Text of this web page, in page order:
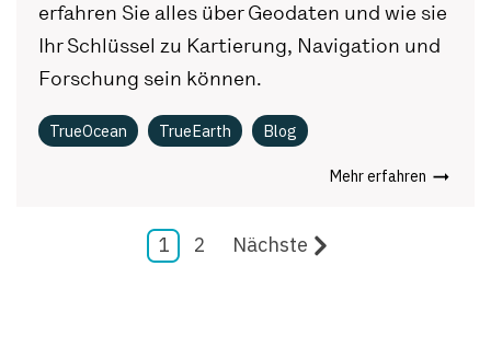
erfahren Sie alles über Geodaten und wie sie
Ihr Schlüssel zu Kartierung, Navigation und
Forschung sein können.
TrueOcean TrueEarth Blog
Mehr erfahren
1 2 Nächste